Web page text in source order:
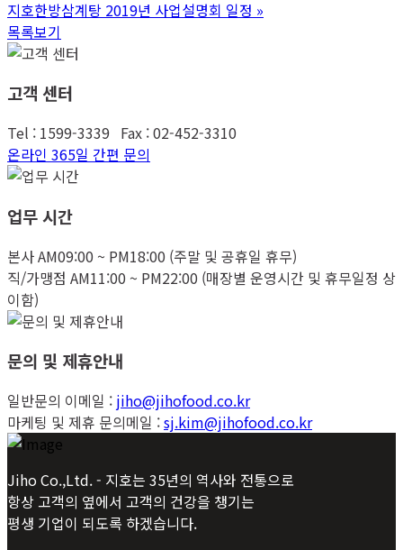
지호한방삼계탕 2019년 사업설명회 일정 »
목록보기
고객 센터
Tel : 1599-3339 Fax : 02-452-3310
온라인 365일 간편 문의
업무 시간
본사 AM09:00 ~ PM18:00 (주말 및 공휴일 휴무)
직/가맹점 AM11:00 ~ PM22:00 (매장별 운영시간 및 휴무일정 상
이함)
문의 및 제휴안내
일반문의 이메일 : jiho@jihofood.co.kr
마케팅 및 제휴 문의메일 :sj.kim@jihofood.co.kr
Jiho Co.,Ltd. - 지호는 35년의 역사와 전통으로
항상 고객의 옆에서 고객의 건강을 챙기는
평생 기업이 되도록 하겠습니다.